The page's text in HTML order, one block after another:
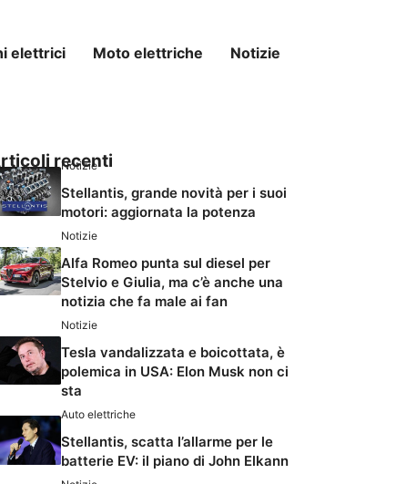
elettrici Moto elettriche Notizie
recenti
Notizie
Stellantis, grande novità per i suoi
motori: aggiornata la potenza
Notizie
Alfa Romeo punta sul diesel per
Stelvio e Giulia, ma c’è anche una
notizia che fa male ai fan
Notizie
Tesla vandalizzata e boicottata, è
polemica in USA: Elon Musk non ci
sta
Auto elettriche
Stellantis, scatta l’allarme per le
batterie EV: il piano di John Elkann